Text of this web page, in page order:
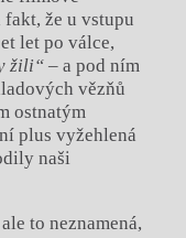
že u vstupu
let po válce,
žili“– a pod ním
vězňů
ostnatým
plus vyžehlená
naši
to neznamená,